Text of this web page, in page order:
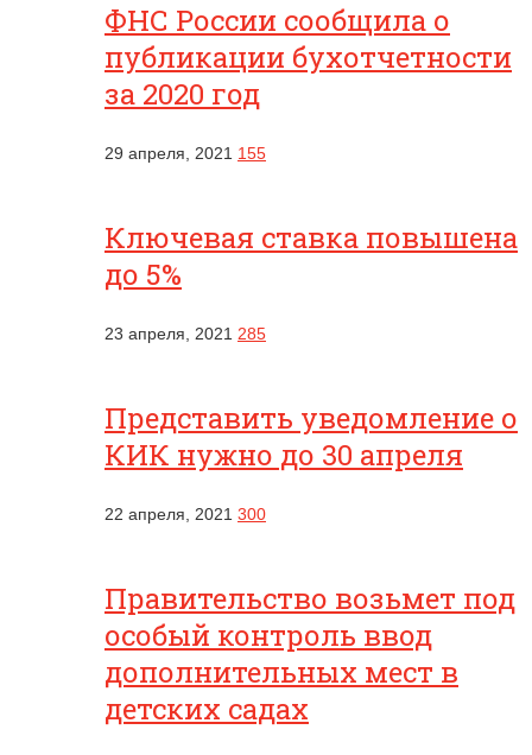
ФНС России сообщила о
публикации бухотчетности
за 2020 год
29 апреля, 2021 155
Ключевая ставка повышена
до 5%
23 апреля, 2021 285
Представить уведомление о
КИК нужно до 30 апреля
22 апреля, 2021 300
Правительство возьмет под
особый контроль ввод
дополнительных мест в
детских садах